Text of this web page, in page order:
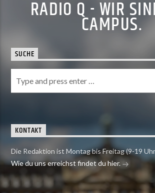
RADIO Q - WIR
CAMPUS.
SUCHE
KONTAKT
Die Redaktion ist Montag bis Freitag (9-19
Wie du uns erreichst findet du hier.